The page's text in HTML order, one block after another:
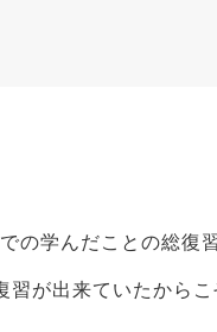
学んだことの総復
が出来ていたから